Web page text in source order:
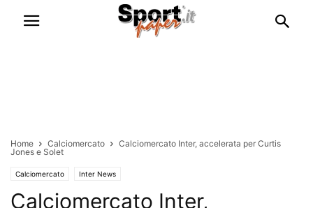
Home Calciomercato
Calciomercato Inter, accelerata per Curtis
Jones e Solet
Calciomercato Inter News
Calciomercato Inter,